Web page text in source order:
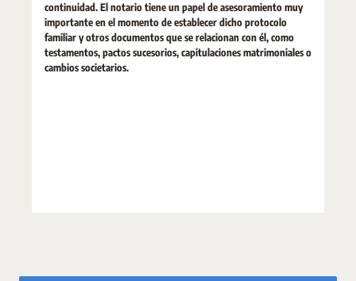
continuidad. El notario tiene un papel de asesoramiento muy
importante en el momento de establecer dicho protocolo
familiar y otros documentos que se relacionan con él, como
testamentos, pactos sucesorios, capitulaciones matrimoniales o
cambios societarios.